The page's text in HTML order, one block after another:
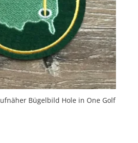
Bügelbild Hole in One Golf